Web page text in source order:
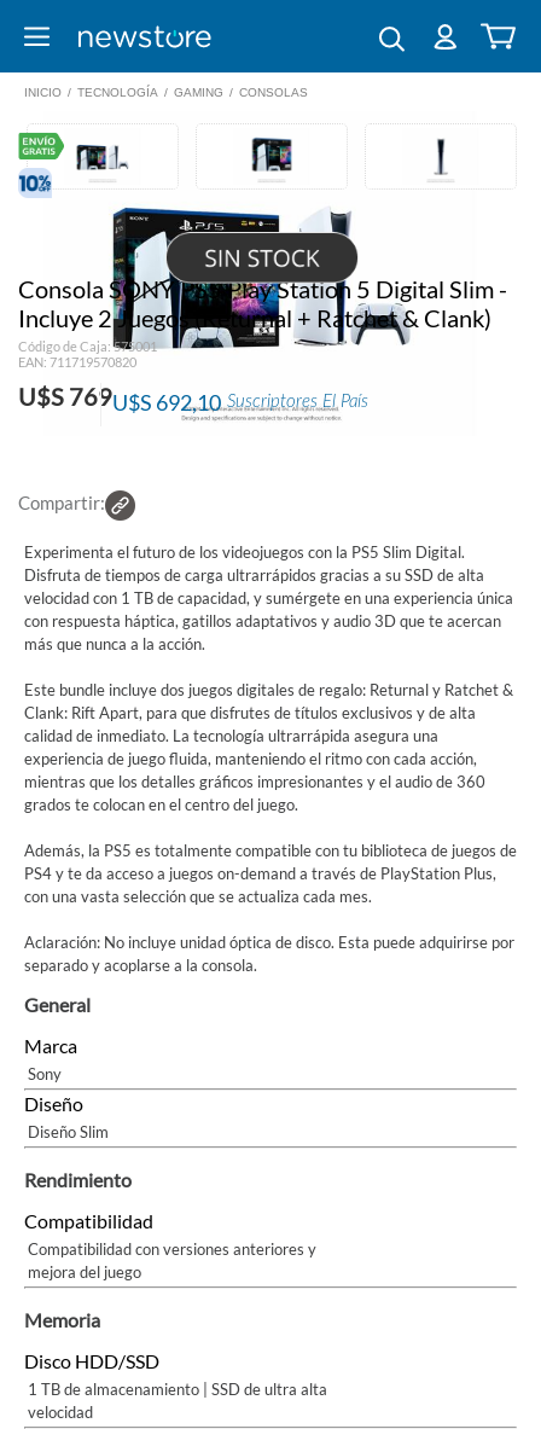
INICIO / TECNOLOGÍA / GAMING / CONSOLAS
Consola SONY PS5 Play Station 5 Digital Slim -
Incluye 2 Juegos (Returnal + Ratchet & Clank)
Código de Caja: 575001
EAN: 711719570820
U$S 769 Suscriptores El País
U$S 692,10
Compartir:
Experimenta el futuro de los videojuegos con la PS5 Slim Digital.
Disfruta de tiempos de carga ultrarrápidos gracias a su SSD de alta
velocidad con 1 TB de capacidad, y sumérgete en una experiencia única
con respuesta háptica, gatillos adaptativos y audio 3D que te acercan
más que nunca a la acción.
Este bundle incluye dos juegos digitales de regalo: Returnal y Ratchet &
Clank: Rift Apart, para que disfrutes de títulos exclusivos y de alta
calidad de inmediato. La tecnología ultrarrápida asegura una
experiencia de juego fluida, manteniendo el ritmo con cada acción,
mientras que los detalles gráficos impresionantes y el audio de 360
grados te colocan en el centro del juego.
Además, la PS5 es totalmente compatible con tu biblioteca de juegos de
PS4 y te da acceso a juegos on-demand a través de PlayStation Plus,
con una vasta selección que se actualiza cada mes.
Aclaración: No incluye unidad óptica de disco. Esta puede adquirirse por
separado y acoplarse a la consola.
General
Marca
Sony
Diseño
Diseño Slim
Rendimiento
Compatibilidad
Compatibilidad con versiones anteriores y
mejora del juego
Memoria
Disco HDD/SSD
1 TB de almacenamiento | SSD de ultra alta
velocidad